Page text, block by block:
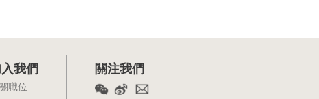
我們
職位
關注我們